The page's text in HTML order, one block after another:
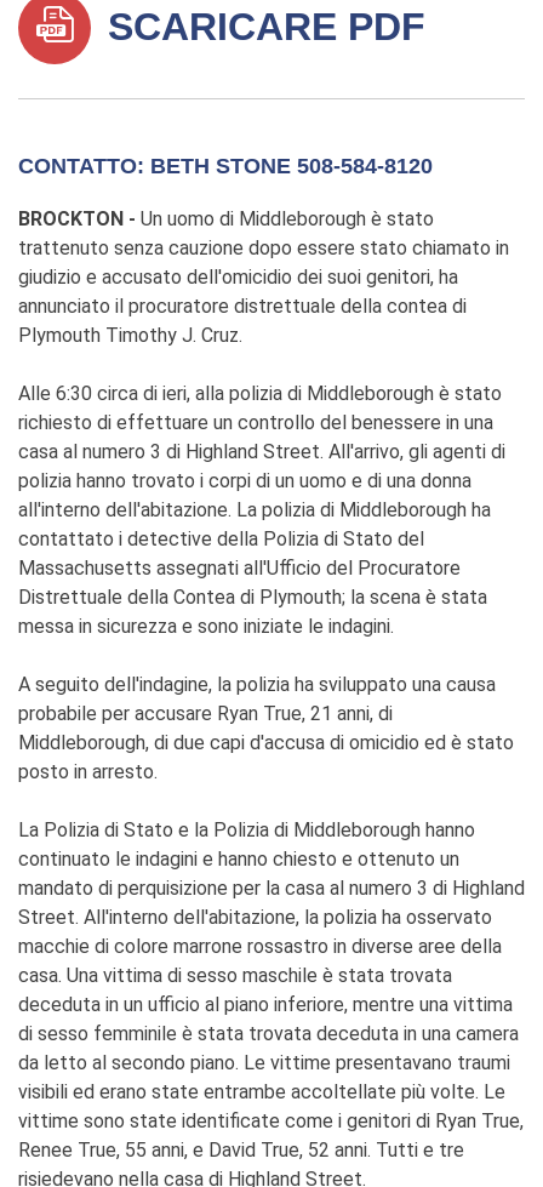
SCARICARE PDF
CONTATTO: BETH STONE 508-584-8120
BROCKTON - Un uomo di Middleborough è stato
trattenuto senza cauzione dopo essere stato chiamato in
giudizio e accusato dell'omicidio dei suoi genitori, ha
annunciato il procuratore distrettuale della contea di
Plymouth Timothy J. Cruz.
Alle 6:30 circa di ieri, alla polizia di Middleborough è stato
richiesto di effettuare un controllo del benessere in una
casa al numero 3 di Highland Street. All'arrivo, gli agenti di
polizia hanno trovato i corpi di un uomo e di una donna
all'interno dell'abitazione. La polizia di Middleborough ha
contattato i detective della Polizia di Stato del
Massachusetts assegnati all'Ufficio del Procuratore
Distrettuale della Contea di Plymouth; la scena è stata
messa in sicurezza e sono iniziate le indagini.
A seguito dell'indagine, la polizia ha sviluppato una causa
probabile per accusare Ryan True, 21 anni, di
Middleborough, di due capi d'accusa di omicidio ed è stato
posto in arresto.
La Polizia di Stato e la Polizia di Middleborough hanno
continuato le indagini e hanno chiesto e ottenuto un
mandato di perquisizione per la casa al numero 3 di Highland
Street. All'interno dell'abitazione, la polizia ha osservato
macchie di colore marrone rossastro in diverse aree della
casa. Una vittima di sesso maschile è stata trovata
deceduta in un ufficio al piano inferiore, mentre una vittima
di sesso femminile è stata trovata deceduta in una camera
da letto al secondo piano. Le vittime presentavano traumi
visibili ed erano state entrambe accoltellate più volte. Le
vittime sono state identificate come i genitori di Ryan True,
Renee True, 55 anni, e David True, 52 anni. Tutti e tre
risiedevano nella casa di Highland Street.